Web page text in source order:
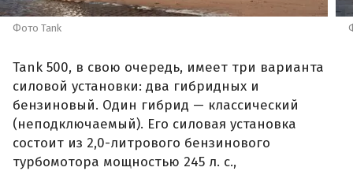
Фото Tank
Tank 500, в свою очередь, имеет три варианта
силовой установки: два гибридных и
бензиновый. Один гибрид — классический
(неподключаемый). Его силовая установка
состоит из 2,0-литрового бензинового
турбомотора мощностью 245 л. с.,